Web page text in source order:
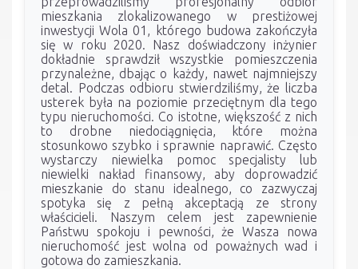
mieszkania zlokalizowanego w prestiżowej
inwestycji Wola 01, którego budowa zakończyła
się w roku 2020. Nasz doświadczony inżynier
dokładnie sprawdził wszystkie pomieszczenia
przynależne, dbając o każdy, nawet najmniejszy
detal. Podczas odbioru stwierdziliśmy, że liczba
usterek była na poziomie przeciętnym dla tego
typu nieruchomości. Co istotne, większość z nich
to drobne niedociągnięcia, które można
stosunkowo szybko i sprawnie naprawić. Często
wystarczy niewielka pomoc specjalisty lub
niewielki nakład finansowy, aby doprowadzić
mieszkanie do stanu idealnego, co zazwyczaj
spotyka się z pełną akceptacją ze strony
właścicieli. Naszym celem jest zapewnienie
Państwu spokoju i pewności, że Wasza nowa
nieruchomość jest wolna od poważnych wad i
gotowa do zamieszkania.